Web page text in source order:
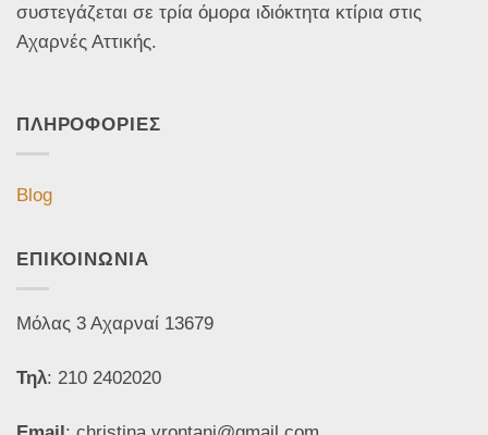
συστεγάζεται σε τρία όμορα ιδιόκτητα κτίρια στις
Αχαρνές Αττικής.
ΠΛΗΡΟΦΟΡΙΕΣ
Blog
ΕΠΙΚΟΙΝΩΝΙΑ
Μόλας 3 Αχαρναί 13679
Τηλ: 210 2402020